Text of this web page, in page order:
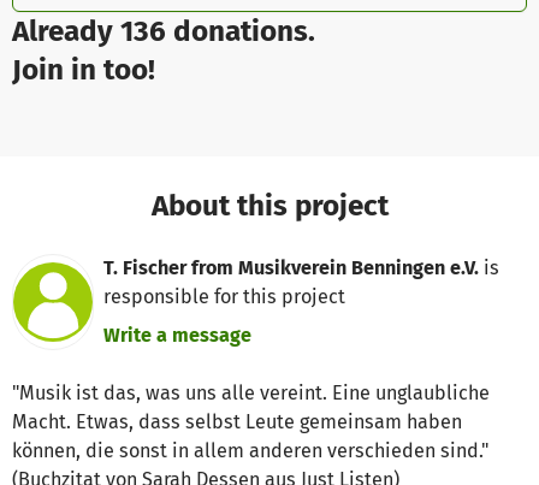
Already 136 donations.
Join in too!
About this project
T. Fischer from Musikverein Benningen e.V. is
responsible for this project
Write a message
"Musik ist das, was uns alle vereint. Eine unglaubliche
Macht. Etwas, dass selbst Leute gemeinsam haben
können, die sonst in allem anderen verschieden sind."
(Buchzitat von Sarah Dessen aus Just Listen)